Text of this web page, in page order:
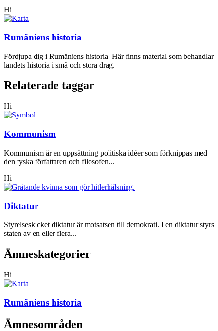
Hi
Rumäniens historia
Fördjupa dig i Rumäniens historia. Här finns material som behandlar
landets historia i små och stora drag.
Relaterade taggar
Hi
Kommunism
Kommunism är en uppsättning politiska idéer som förknippas med
den tyska författaren och filosofen...
Hi
Diktatur
Styrelseskicket diktatur är motsatsen till demokrati. I en diktatur styrs
staten av en eller flera...
Ämneskategorier
Hi
Rumäniens historia
Ämnesområden